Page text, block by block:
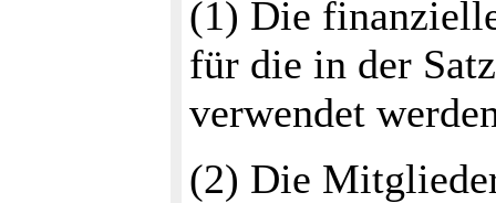
(1) Die
für die in der
verwendet
(2) Die